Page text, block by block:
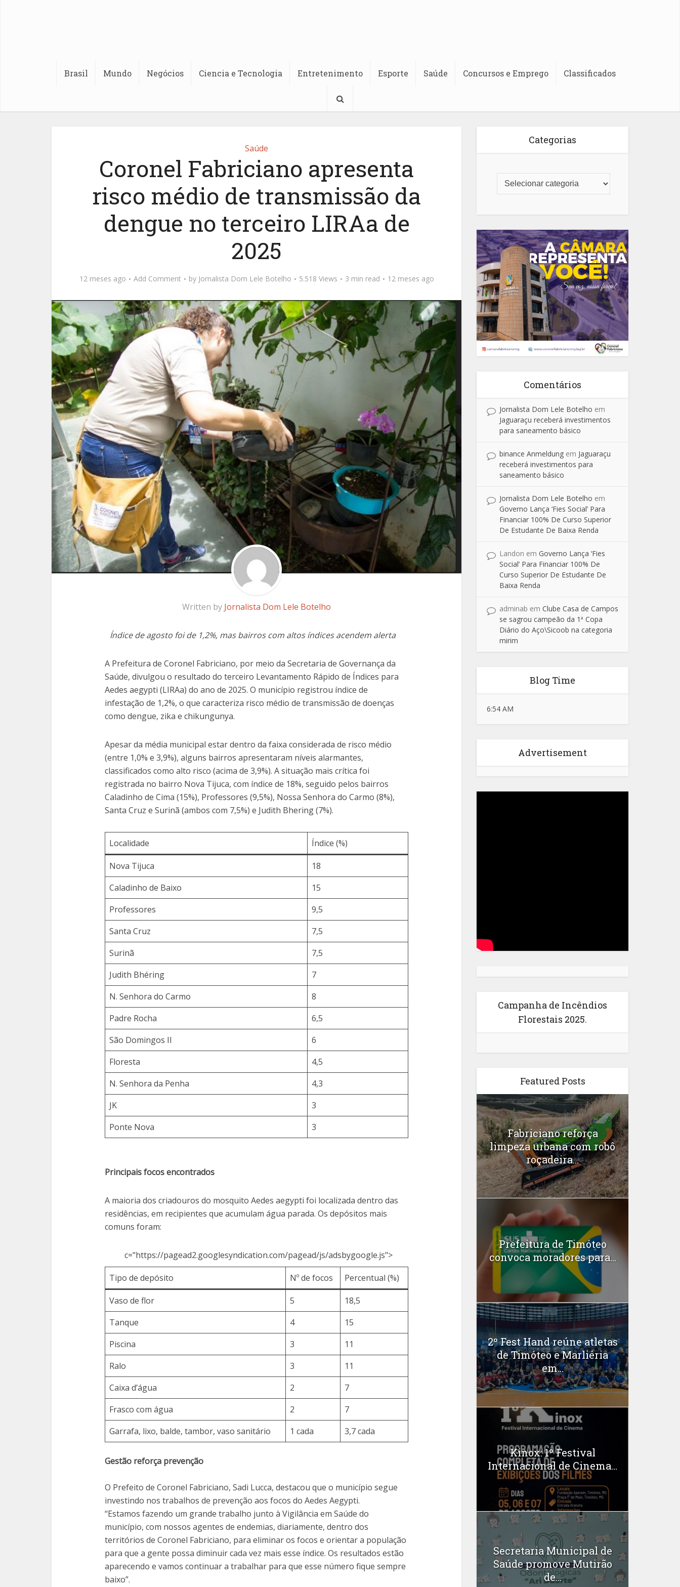
Brasil Mundo Negócios Ciencia e Tecnologia Entretenimento Esporte Saúde Concursos e Emprego Classificados
Saúde
Coronel Fabriciano apresenta
risco médio de transmissão da
dengue no terceiro LIRAa de
2025
12 meses ago Add Comment by Jornalista Dom Lele Botelho 5.518 Views 3 min read 12 meses ago
Written by Jornalista Dom Lele Botelho
Índice de agosto foi de 1,2%, mas bairros com altos índices acendem alerta
A Prefeitura de Coronel Fabriciano, por meio da Secretaria de Governança da
Saúde, divulgou o resultado do terceiro Levantamento Rápido de Índices para
Aedes aegypti (LIRAa) do ano de 2025. O município registrou índice de
infestação de 1,2%, o que caracteriza risco médio de transmissão de doenças
como dengue, zika e chikungunya.
Apesar da média municipal estar dentro da faixa considerada de risco médio
(entre 1,0% e 3,9%), alguns bairros apresentaram níveis alarmantes,
classificados como alto risco (acima de 3,9%). A situação mais crítica foi
registrada no bairro Nova Tijuca, com índice de 18%, seguido pelos bairros
Caladinho de Cima (15%), Professores (9,5%), Nossa Senhora do Carmo (8%),
Santa Cruz e Surinã (ambos com 7,5%) e Judith Bhering (7%).
Localidade Índice (%)
Nova Tijuca
18
Caladinho de Baixo
15
Professores
9,5
Santa Cruz
7,5
Surinã
7,5
Judith Bhéring
7
N. Senhora do Carmo
8
Padre Rocha
6,5
São Domingos II
6
Floresta
4,5
N. Senhora da Penha
4,3
JK
3
Ponte Nova
3
Principais focos encontrados
A maioria dos criadouros do mosquito Aedes aegypti foi localizada dentro das
residências, em recipientes que acumulam água parada. Os depósitos mais
comuns foram:
c="https://pagead2.googlesyndication.com/pagead/js/adsbygoogle.js">
Tipo de depósito Nº de focos Percentual (%)
Vaso de flor 5
18,5
Tanque
4
15
Piscina
3
11
Ralo
3
11
Caixa d’água
2
7
Frasco com água
2
7
Garrafa, lixo, balde, tambor, vaso sanitário
1 cada 3,7 cada
Gestão reforça prevenção
O Prefeito de Coronel Fabriciano, Sadi Lucca, destacou que o município segue
investindo nos trabalhos de prevenção aos focos do Aedes Aegypti.
“Estamos fazendo um grande trabalho junto à Vigilância em Saúde do
município, com nossos agentes de endemias, diariamente, dentro dos
territórios de Coronel Fabriciano, para eliminar os focos e orientar a população
para que a gente possa diminuir cada vez mais esse índice. Os resultados estão
aparecendo e vamos continuar a trabalhar para que esse número fique sempre
baixo”.
Categorias
Comentários
Jornalista Dom Lele Botelho em
Jaguaraçu receberá investimentos
para saneamento básico
binance Anmeldung em Jaguaraçu
receberá investimentos para
saneamento básico
Jornalista Dom Lele Botelho em
Governo Lança ‘Fies Social’ Para
Financiar 100% De Curso Superior
De Estudante De Baixa Renda
Landon em Governo Lança ‘Fies
Social’ Para Financiar 100% De
Curso Superior De Estudante De
Baixa Renda
adminab em Clube Casa de Campos
se sagrou campeão da 1ª Copa
Diário do Aço\Sicoob na categoria
mirim
Blog Time
6:54 AM
Advertisement
Campanha de Incêndios
Florestais 2025.
Featured Posts
Fabriciano reforça
limpeza urbana com robô
roçadeira...
Prefeitura de Timóteo
convoca moradores para...
2º Fest Hand reúne atletas
de Timóteo e Marliéria
em...
Kinox: 1º Festival
Internacional de Cinema...
Secretaria Municipal de
Saúde promove Mutirão
de...